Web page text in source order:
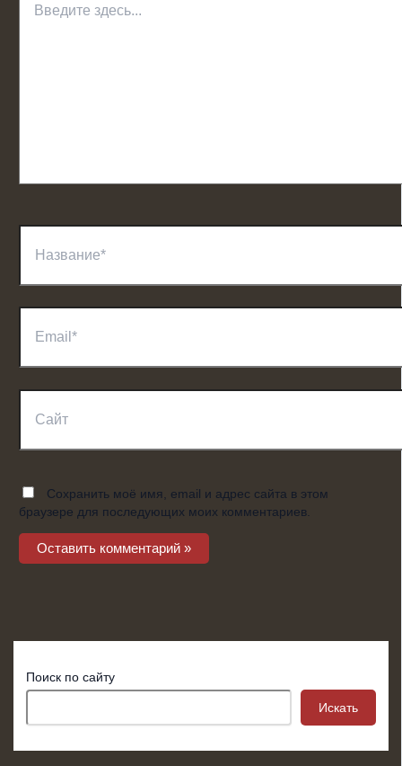
здесь...
Сохранить моё имя, email и адрес сайта в этом
браузере для последующих моих комментариев.
Поиск по сайту
Искать